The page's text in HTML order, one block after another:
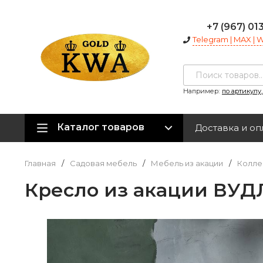
+7 (967)
Telegram | MAX |
Например: по
Каталог товаров Доставка и
Главная / Садовая мебель / Мебель из акации /
Кресло из акации